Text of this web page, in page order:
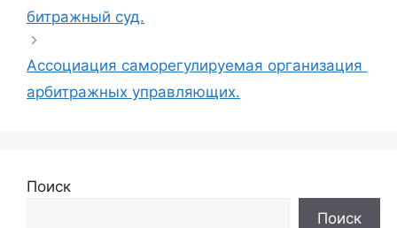
битражный суд.
Ассоциация саморегулируемая организация
арбитражных управляющих.
Поиск
Поиск